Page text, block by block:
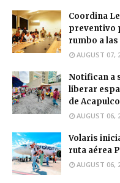
Coordina
preventivo
rumbo a
AUGUST 07,
Notifican a
liberar
de Acapulco
AUGUST 06,
Volaris
ruta aérea
AUGUST 06,